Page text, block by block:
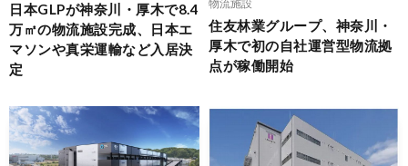
日本GLPが神奈川・厚木で8.4
万㎡の物流施設完成、日本エ
マソンや真栄運輸など入居決
定
物流施設
住友林業グループ、神奈川・
厚木で初の自社運営型物流拠
点が稼働開始